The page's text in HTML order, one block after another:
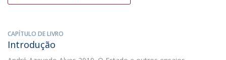
CAPÍTULO DE LIVRO
Introdução